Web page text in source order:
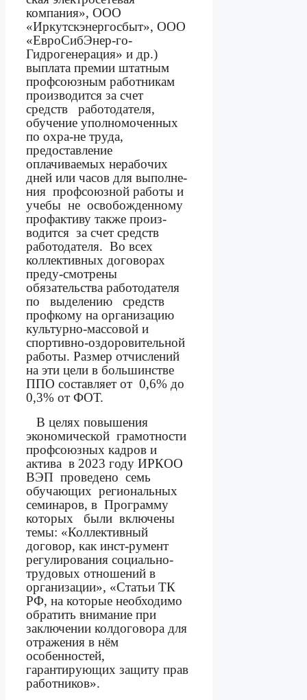
компания», ООО
«Иркутскэнергосбыт», ООО
«ЕвроСибЭнер-го-
Гидрогенерация» и др.)
выплата премии штатным
профсоюзным работникам
производится за счет
средств
работодателя,
обучение уполномоченных
по охра-не труда,
предоставление
оплачиваемых нерабочих
дней или часов для выполне-
ния профсоюзной работы и
учебы не освобожденному
профактиву также произ-
водится за счет средств
работодателя. Во всех
коллективных договорах
преду-смотрены
обязательства работодателя
по
выделению
средств
профкому на организацию
культурно-массовой и
спортивно-оздоровительной
работы. Размер отчислений
на эти цели в большинстве
ППО составляет от 0,6% до
0,3% от ФОТ.
В целях повышения
экономической грамотности
профсоюзных кадров и
актива в 2023 году ИРКОО
ВЭП проведено семь
обучающих региональных
семинаров, в Программу
которых
были включены
темы: «Коллективный
договор, как инст-румент
регулирования социально-
трудовых отношений в
организации», «Статьи ТК
РФ, на которые необходимо
обратить внимание при
заключении колдоговора для
отражения в нём
особенностей,
гарантирующих защиту прав
работников».